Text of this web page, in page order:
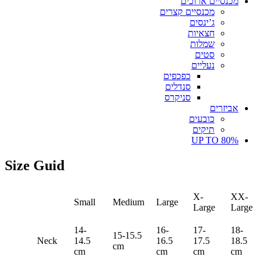
מכנסיים קצרים
ג’ינסים
חצאיות
שמלות
סטים
נעליים
כפכפים
סנדלים
סניקרס
אביזרים
כובעים
תיקים
UP TO 80%
Size Guid
Small Medium Large
X-
Large
XX-
Large
Neck
14-
14.5
cm
15-15.5
cm
16-
16.5
cm
17-
17.5
cm
18-
18.5
cm